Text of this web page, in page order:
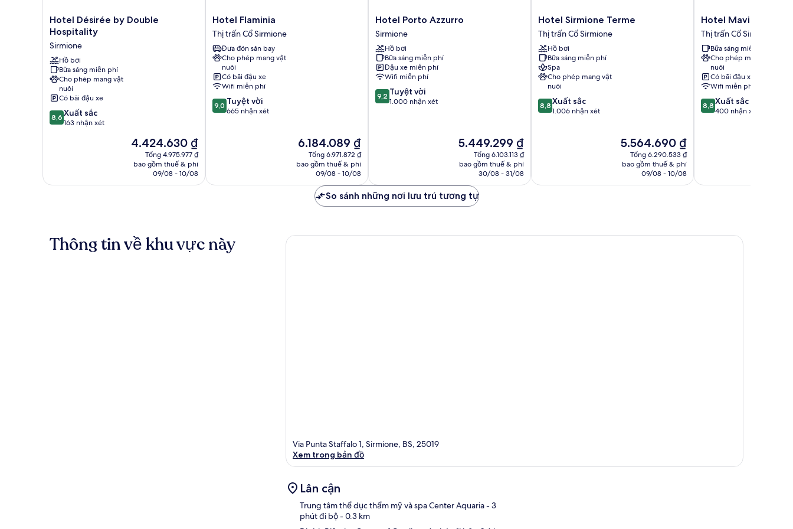
Hotel
Désirée
Double
Hospitality
Sirmione
Hotel Désirée by Double
Hospitality
Sirmione
Hồ bơi
Bữa sáng miễn phí
Cho phép mang vật
nuôi
Có bãi đậu xe
8.6
trên
xét
8,6 Xuất sắc
163 nhận xét
Giá
hiện
tại
4.424.630 ₫
4.424.630 ₫
Tổng 4.975.977 ₫
bao gồm thuế & phí
09/08 - 10/08
Hotel
Flaminia
Thị
trấn
Cổ
Sirmione
Hotel Flaminia
Thị trấn Cổ Sirmione
Đưa đón sân bay
Cho phép mang vật
nuôi
Có bãi đậu xe
Wifi miễn phí
9.0
trên
9,0 Tuyệt vời
665 nhận xét
Giá
hiện
tại
6.184.089 ₫
6.184.089 ₫
Tổng 6.971.872 ₫
bao gồm thuế & phí
09/08 - 10/08
Hotel
Porto
Azzurro
Sirmione
Hotel Porto Azzurro
Sirmione
Hồ bơi
Bữa sáng miễn phí
Đậu xe miễn phí
Wifi miễn phí
9.2
trên
9,2 Tuyệt vời
1.000 nhận xét
Giá
tại
5.449.299 ₫
5.449.299 ₫
Tổng 6.103.113 ₫
bao gồm thuế & phí
30/08 - 31/08
Hotel
Sirmione
Terme
Thị
trấn
Cổ
Sirmione
Hotel Sirmione Terme
Thị trấn Cổ Sirmione
Hồ bơi
Bữa sáng miễn phí
Spa
Cho phép mang vật
nuôi
8.8
trên
8,8 Xuất sắc
1.006 nhận xét
Giá
hiện
tại
5.564.690 ₫
5.564.690 ₫
Tổng 6.290.533 ₫
bao gồm thuế & phí
09/08 - 10/08
Hotel
Mavino
Thị
trấn
Cổ
Sirmione
Hotel Mavino
Thị trấn Cổ Sirmione
Bữa sáng miễn phí
Cho phép mang vật
nuôi
Có bãi đậu xe
Wifi miễn phí
8.8
trên
8,8 Xuất sắc
400 nhận xét
So sánh những nơi lưu trú tương tự
Thông tin về khu vực này
Via Punta Staffalo 1, Sirmione, BS, 25019
Xem trong bản đồ
Lân cận
Trung tâm thể dục thẩm mỹ và spa Center Aquaria- 3
phút đi bộ- 0.3 km